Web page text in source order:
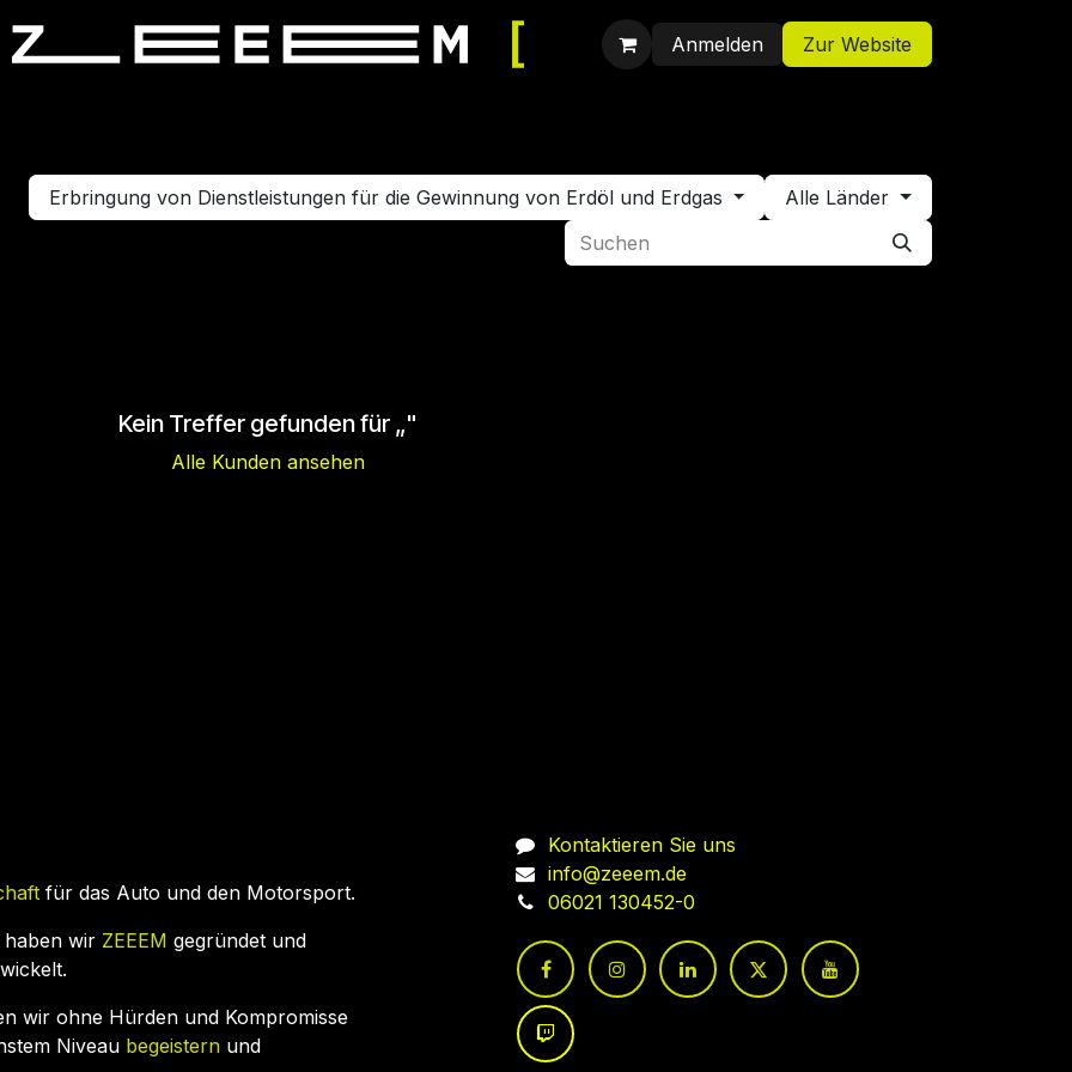
Anmelden Zur Website
Erbringung von Dienstleistungen für die Gewinnung von Erdöl und Erdgas Alle Länder
Kein Treffer gefunden für „"
Alle Kunden ansehen
für das Auto und den Motorsport.
haben wir ZEEEM gegründet und
wir ohne Hürden und Kompromisse
Niveau begeistern und
Kontaktieren Sie uns
info@zeeem.de
06021 130452-0